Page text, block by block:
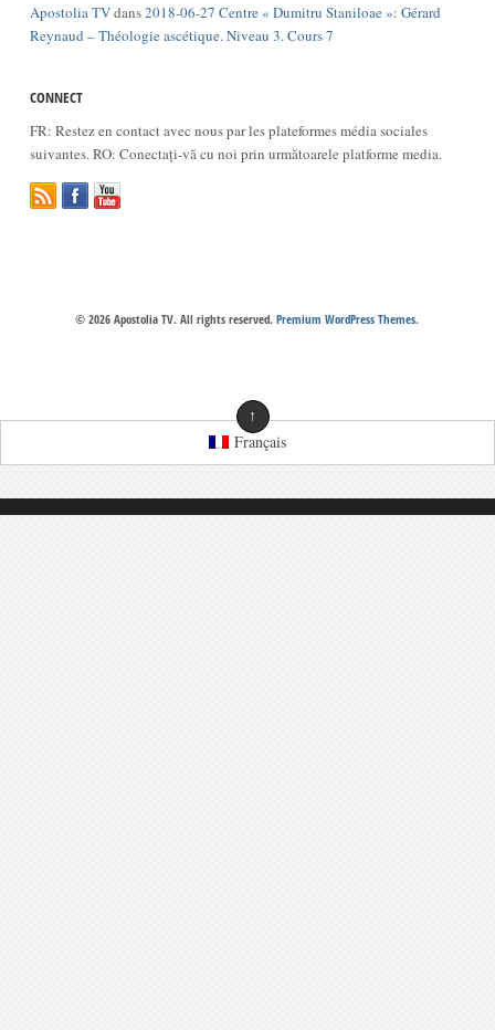
Apostolia TVdans2018-06-27 Centre « Dumitru Staniloae »: Gérard
Reynaud – Théologie ascétique. Niveau 3. Cours 7
CONNECT
FR: Restez en contact avec nous par les plateformes média sociales
suivantes. RO: Conectați-vă cu noi prin următoarele platforme media.
© 2026 Apostolia TV. All rights reserved.Premium WordPress Themes.
↑
Français